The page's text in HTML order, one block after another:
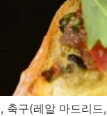
구(레알 마드리드